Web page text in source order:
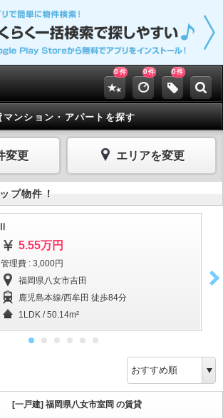
0 件 0件 0件
ンション・アパートを探す
変更 エリアを変更
プ物件！
5.55万円
管理費 : 3,000円
福岡県八女市吉田
鹿児島本線/西牟田 徒歩84分
1LDK / 50.14m²
[一戸建] 福岡県八女市室岡 の賃貸